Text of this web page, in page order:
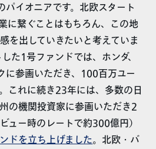
イオニアです。北欧スタート
に繋ぐことはもちろん、この地
を出していきたいと考えていま
た1号ファンドでは、ホンダ、
に参画いただき、100百万ユー
これに続き23年には、多数の日
の機関投資家に参画いただき2
ュー時のレートで約300億円）
ドを立ち上げました。北欧・バ